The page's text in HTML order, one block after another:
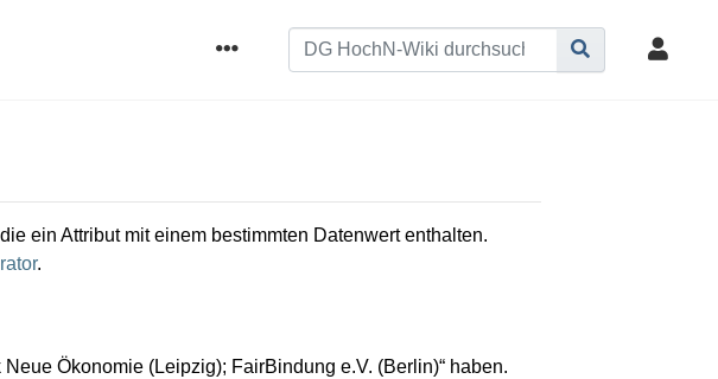
ein Attribut mit einem bestimmten Datenwert enthalten.
.
Neue Ökonomie (Leipzig); FairBindung e.V. (Berlin)“ haben.